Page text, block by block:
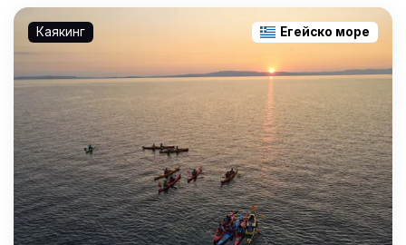
Каякинг Егейско море